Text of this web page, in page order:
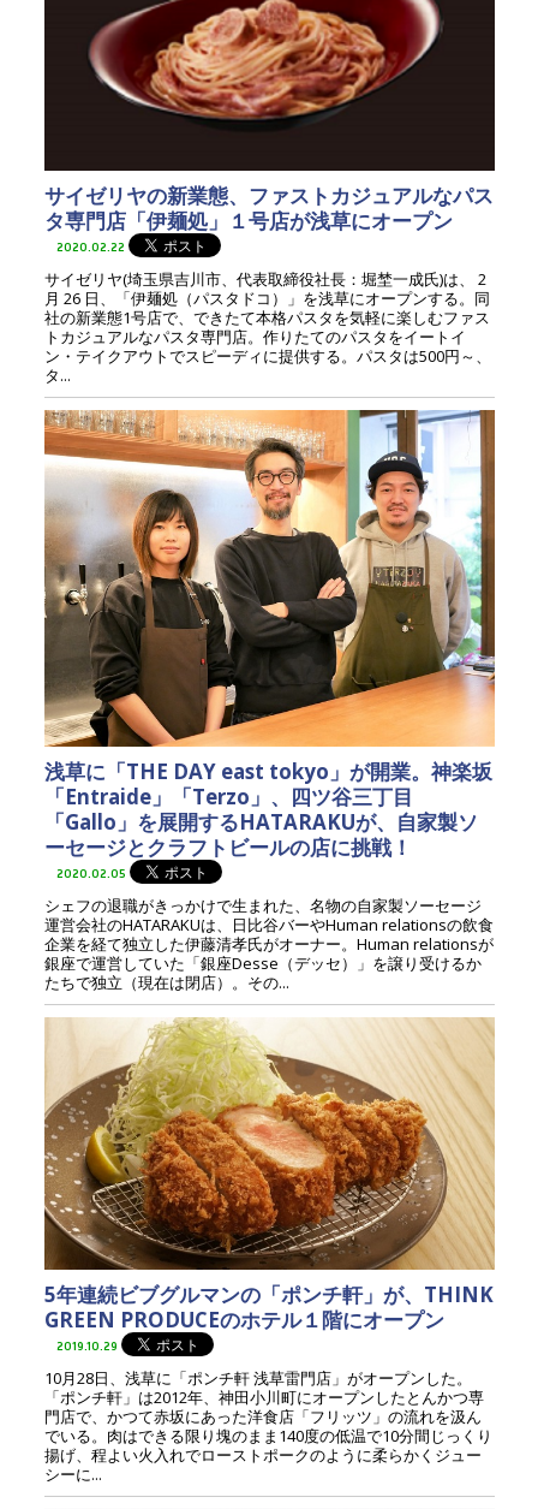
サイゼリヤの新業態、ファストカジュアルなパス
タ専門店「伊麺処」１号店が浅草にオープン
2020.02.22
サイゼリヤ(埼玉県吉川市、代表取締役社長：堀埜一成氏)は、 2
月 26 日、「伊麺処（パスタドコ）」を浅草にオープンする。同
社の新業態1号店で、できたて本格パスタを気軽に楽しむファス
トカジュアルなパスタ専門店。作りたてのパスタをイートイ
ン・テイクアウトでスピーディに提供する。パスタは500円～、
タ...
浅草に「THE DAY east tokyo」が開業。神楽坂
「Entraide」「Terzo」、四ツ谷三丁目
「Gallo」を展開するHATARAKUが、自家製ソ
ーセージとクラフトビールの店に挑戦！
2020.02.05
シェフの退職がきっかけで生まれた、名物の自家製ソーセージ
運営会社のHATARAKUは、日比谷バーやHuman relationsの飲食
企業を経て独立した伊藤清孝氏がオーナー。Human relationsが
銀座で運営していた「銀座Desse（デッセ）」を譲り受けるか
たちで独立（現在は閉店）。その...
5年連続ビブグルマンの「ポンチ軒」が、THINK
GREEN PRODUCEのホテル１階にオープン
2019.10.29
10月28日、浅草に「ポンチ軒 浅草雷門店」がオープンした。
「ポンチ軒」は2012年、神田小川町にオープンしたとんかつ専
門店で、かつて赤坂にあった洋食店「フリッツ」の流れを汲ん
でいる。肉はできる限り塊のまま140度の低温で10分間じっくり
揚げ、程よい火入れでローストポークのように柔らかくジュー
シーに...